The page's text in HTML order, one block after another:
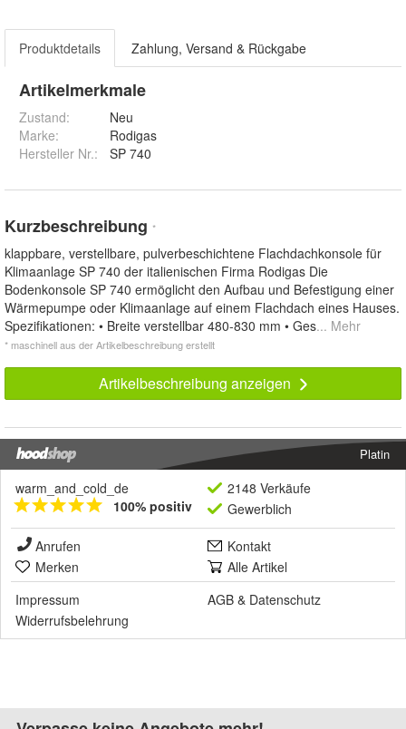
Produktdetails Zahlung, Versand & Rückgabe
Artikelmerkmale
Zustand:
Neu
Marke:
Rodigas
Hersteller Nr.:
SP 740
Kurzbeschreibung *
klappbare, verstellbare, pulverbeschichtene Flachdachkonsole für
Klimaanlage SP 740 der italienischen Firma Rodigas Die
Bodenkonsole SP 740 ermöglicht den Aufbau und Befestigung einer
Wärmepumpe oder Klimaanlage auf einem Flachdach eines Hauses.
Spezifikationen: • Breite verstellbar 480-830 mm • Ges... Mehr
* maschinell aus der Artikelbeschreibung erstellt
Artikelbeschreibung anzeigen
Platin
warm_and_cold_de
100% positiv
2148 Verkäufe
Gewerblich
Anrufen
Kontakt
Merken
Alle Artikel
Impressum
AGB & Datenschutz
Widerrufsbelehrung